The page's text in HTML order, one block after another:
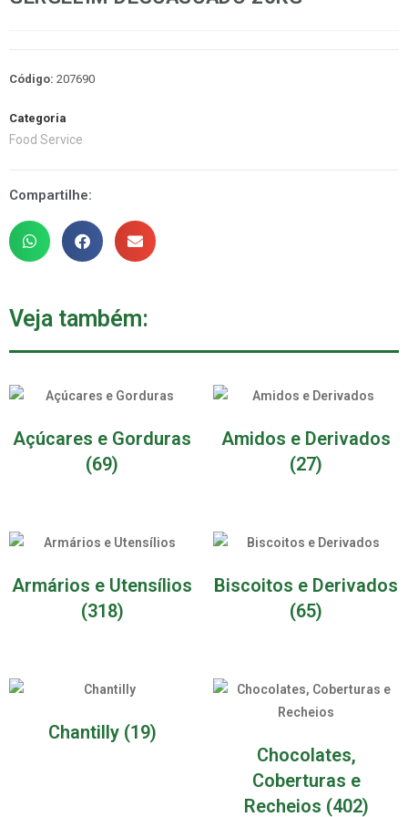
Código: 207690
Categoria
Food Service
Compartilhe:
Veja também:
Açúcares e Gorduras
(69)
Amidos e Derivados
(27)
Armários e Utensílios
(318)
Biscoitos e Derivados
(65)
Chantilly (19)
Chocolates,
Coberturas e
Recheios (402)